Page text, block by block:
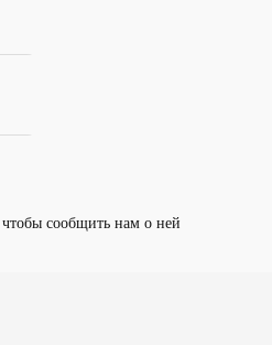
, чтобы сообщить нам о ней